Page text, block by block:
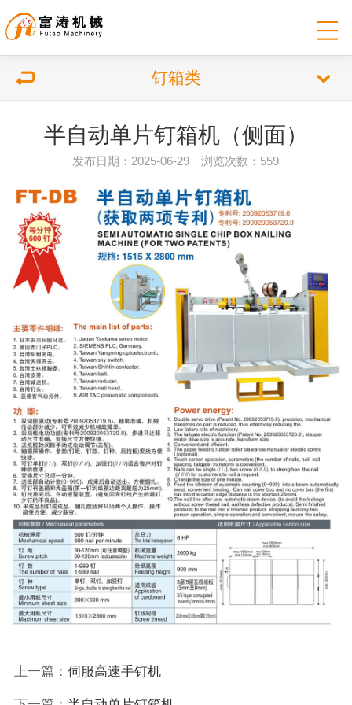
钉箱类
半自动单片钉箱机（侧面）
发布日期：2025-06-29 浏览次数：559
上一篇： 伺服高速手钉机